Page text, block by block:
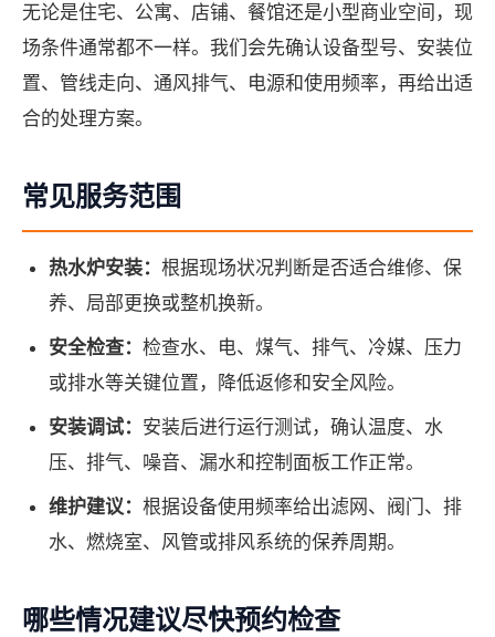
无论是住宅、公寓、店铺、餐馆还是小型商业空间，现
场条件通常都不一样。我们会先确认设备型号、安装位
置、管线走向、通风排气、电源和使用频率，再给出适
合的处理方案。
常见服务范围
热水炉安装： 根据现场状况判断是否适合维修、保
养、局部更换或整机换新。
安全检查： 检查水、电、煤气、排气、冷媒、压力
或排水等关键位置，降低返修和安全风险。
安装调试： 安装后进行运行测试，确认温度、水
压、排气、噪音、漏水和控制面板工作正常。
维护建议： 根据设备使用频率给出滤网、阀门、排
水、燃烧室、风管或排风系统的保养周期。
哪些情况建议尽快预约检查